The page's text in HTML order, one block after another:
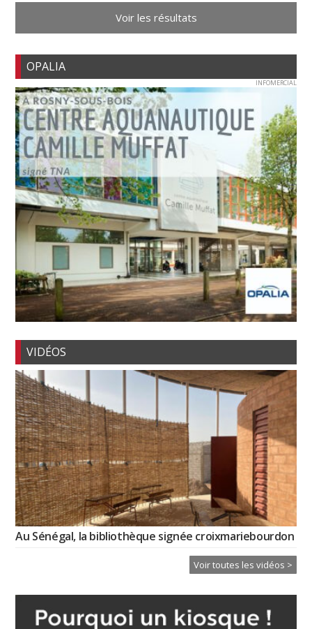
Voir les résultats
OPALIA
INFOMERCIAL
VIDÉOS
Au Sénégal, la bibliothèque signée croixmariebourdon
Voir toutes les vidéos >